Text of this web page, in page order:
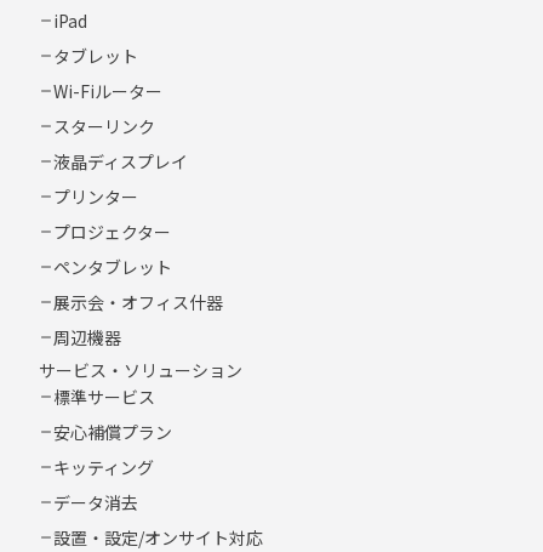
iPad
タブレット
Wi-Fiルーター
スターリンク
液晶ディスプレイ
プリンター
プロジェクター
ペンタブレット
展示会・オフィス什器
周辺機器
サービス・ソリューション
標準サービス
安心補償プラン
キッティング
データ消去
設置・設定/オンサイト対応